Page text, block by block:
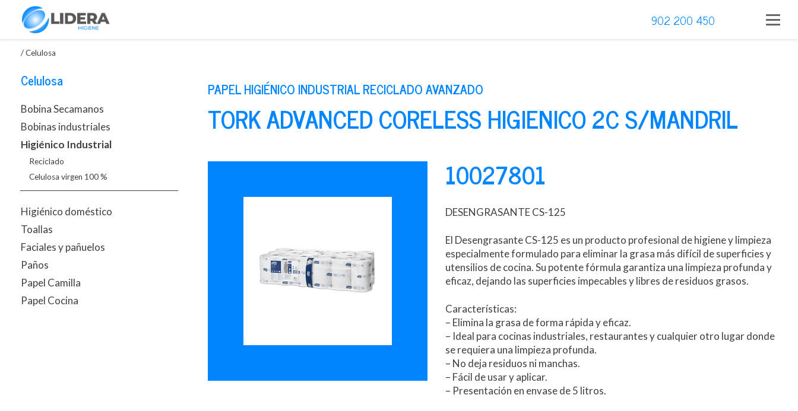
902 200 450
/Celulosa
Celulosa
Bobina Secamanos
Bobinas industriales
Higiénico Industrial
Reciclado
Celulosa virgen 100 %
Higiénico doméstico
Toallas
Faciales y pañuelos
Paños
Papel Camilla
Papel Cocina
PAPEL HIGIÉNICO INDUSTRIAL RECICLADO AVANZADO
TORK ADVANCED CORELESS HIGIENICO 2C S/MANDRIL
10027801
DESENGRASANTE CS-125
El Desengrasante CS-125 es un producto profesional de higiene y limpieza
especialmente formulado para eliminar la grasa más difícil de superficies y
utensilios de cocina. Su potente fórmula garantiza una limpieza profunda y
eficaz, dejando las superficies impecables y libres de residuos grasos.
Características:
– Elimina la grasa de forma rápida y eficaz.
– Ideal para cocinas industriales, restaurantes y cualquier otro lugar donde
se requiera una limpieza profunda.
– No deja residuos ni manchas.
– Fácil de usar y aplicar.
– Presentación en envase de 5 litros.